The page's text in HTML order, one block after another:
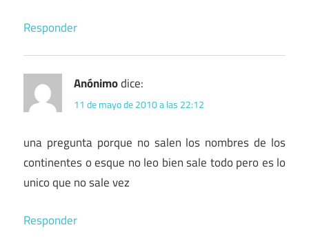
Responder
Anónimodice:
11 de mayo de 2010 a las 22:12
una pregunta porque no salen los nombres de los
continentes o esque no leo bien sale todo pero es lo
unico que no sale vez
Responder